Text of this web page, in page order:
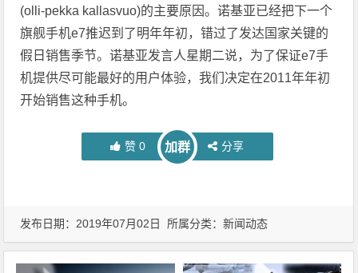
(olli-pekka kallasvuo)的主要原因。诺基亚已经把下一个
旗舰手机e7推迟到了明年年初，错过了发达国家关键的
假日销售季节。诺基亚发言人星期二说，为了保证e7手
机提供尽可能最好的用户体验，我们决定在2011年年初
开始销售这种手机。
赞 0 加群 分享
发布日期：2019年07月02日 所属分类：新闻动态